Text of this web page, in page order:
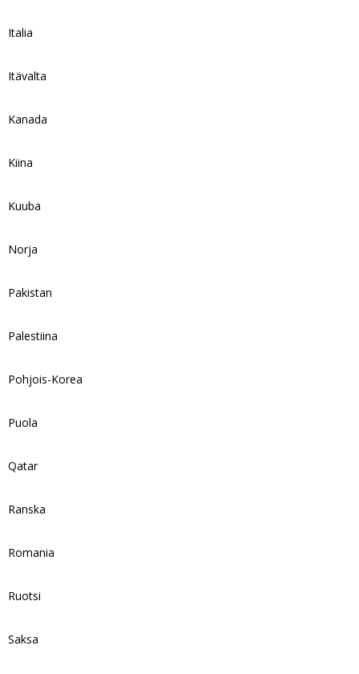
Italia
Itävalta
Kanada
Kiina
Kuuba
Norja
Pakistan
Palestiina
Pohjois-Korea
Puola
Qatar
Ranska
Romania
Ruotsi
Saksa